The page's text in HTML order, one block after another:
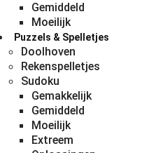
Gemiddeld
Moeilijk
Puzzels & Spelletjes
Doolhoven
Rekenspelletjes
Sudoku
Gemakkelijk
Gemiddeld
Moeilijk
Extreem